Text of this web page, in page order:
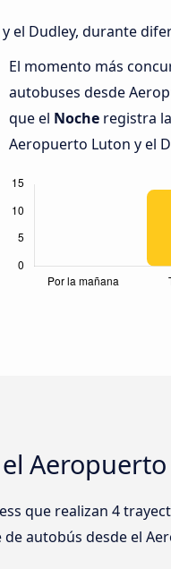
Dudley, durante
El momento más
autobuses desde
que el Noche registra
Aeropuerto Luton y el
Aeropuerto
que realizan 4
autobús desde el